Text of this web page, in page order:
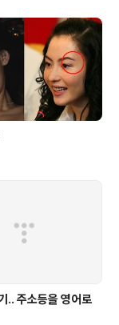
.. 주소등을 영어로